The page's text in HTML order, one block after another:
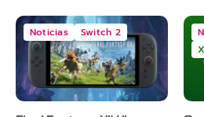
Noticias Switch 2